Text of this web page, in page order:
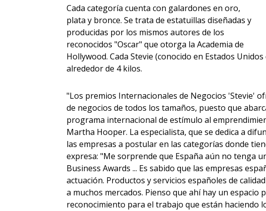
Cada categoría cuenta con galardones en oro,
plata y bronce. Se trata de estatuillas diseñadas y
producidas por los mismos autores de los
reconocidos "Oscar" que otorga la Academia de
Hollywood. Cada Stevie (conocido en Estados
alrededor de 4 kilos.
"Los premios Internacionales de Negocios 'Stevie'
de negocios de todos los tamaños, puesto que
programa internacional de estímulo al
Martha Hooper. La especialista, que se dedica a
las empresas a postular en las categorías donde
expresa: "Me sorprende que España aún no tenga
Business Awards ... Es sabido que las empresas
actuación. Productos y servicios españoles de
a muchos mercados. Pienso que ahí hay un espacio
reconocimiento para el trabajo que están haciendo